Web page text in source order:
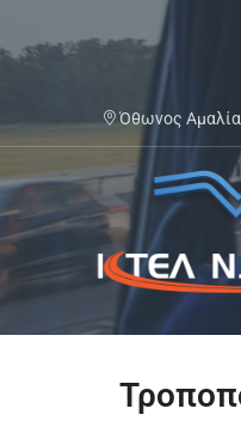
στο
Όθωνος
ΚΤΕΛ Ν.